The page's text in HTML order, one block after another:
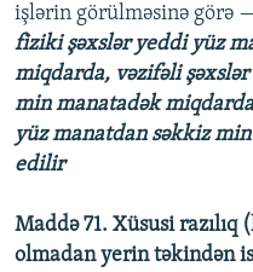
işlərin görülməsinə görə
fiziki şəxslər yeddi yüz
miqdarda, vəzifəli
min manatadək
yüz manatdan səkkiz
edilir
Maddə 71. Xüsusi razılıq
olmadan yerin təkindən